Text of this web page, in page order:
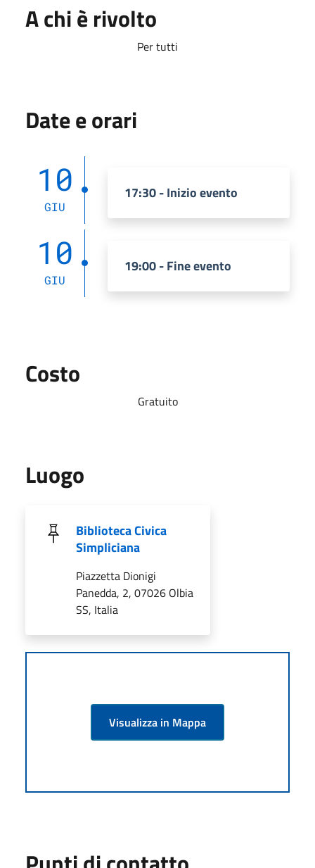
A chi è rivolto
Per tutti
Date e orari
10
GIU
17:30 - Inizio evento
10
GIU
19:00 - Fine evento
Costo
Gratuito
Luogo
Biblioteca Civica
Simpliciana
Piazzetta Dionigi
Panedda, 2, 07026 Olbia
SS, Italia
Visualizza in Mappa